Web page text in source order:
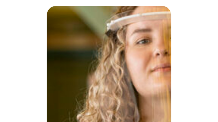
Pime i Salut
Pime i Sostenibilitat
Pime i Nova Ruralitat